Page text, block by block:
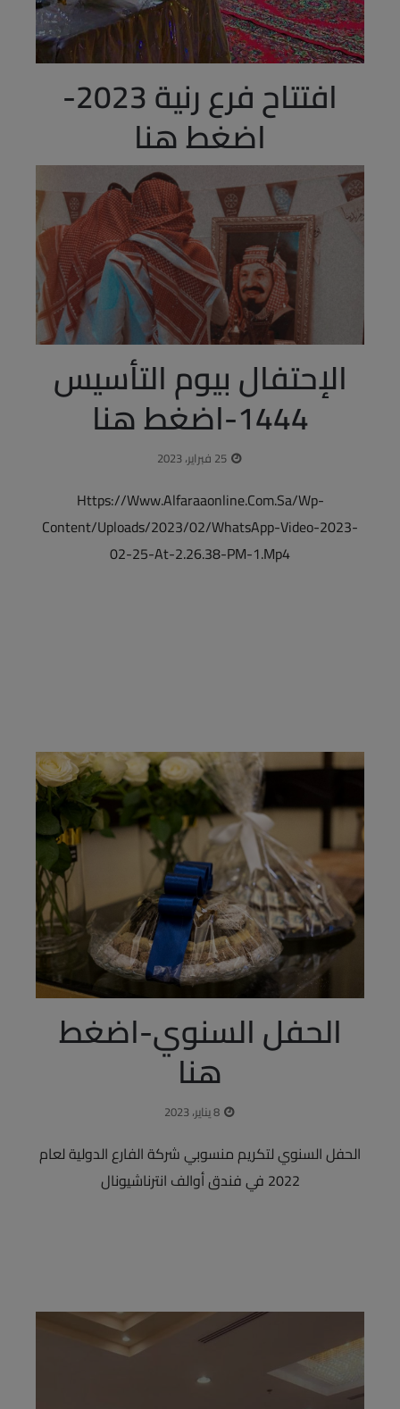
افتتاح فرع رنية 2023-
اضغط هنا
الإحتفال بيوم التأسيس
1444-اضغط هنا
25 فبراير، 2023
Https://www.alfaraaonline.com.sa/wp-
Content/uploads/2023/02/WhatsApp-Video-2023-
02-25-At-2.26.38-PM-1.mp4
الحفل السنوي-اضغط
هنا
8 يناير، 2023
الحفل السنوي لتكريم منسوبي شركة الفارع الدولية لعام
2022 في فندق أوالف انترناشيونال